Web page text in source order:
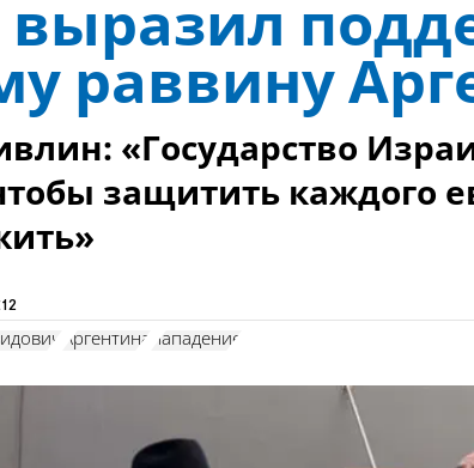
выразил
раввину
«Государство
защитить каждого
Аргентина нападение